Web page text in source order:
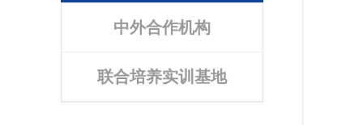
中外合作机构
联合培养实训基地